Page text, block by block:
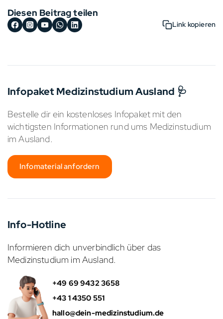
Diesen Beitrag teilen
Link kopieren
Infopaket Medizinstudium Ausland 🩺
Bestelle dir ein kostenloses Infopaket mit den
wichtigsten Informationen rund ums Medizinstudium
im Ausland.
Infomaterial anfordern
Info-Hotline
Informieren dich unverbindlich über das
Medizinstudium im Ausland.
+49 69 9432 3658
+43 1 4350 551
hallo@dein-medizinstudium.de